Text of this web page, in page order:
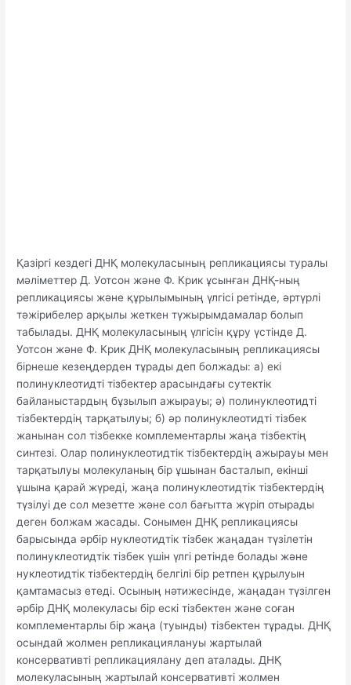
Қазіргі кездегі ДНҚ молекуласының репликациясы туралы
мәліметтер Д. Уотсон және Ф. Крик ұсынған ДНҚ-ның
репликациясы және құрылымының үлгісі ретінде, әртүрлі
тәжірибелер арқылы жеткен түжырымдамалар болып
табылады. ДНҚ молекуласының үлгісін құру үстінде Д.
Уотсон және Ф. Крик ДНҚ молекуласының репликациясы
бірнеше кезеңдерден тұрады деп болжады: а) екі
полинуклеотидті тізбектер арасындағы сутектік
байланыстардың бұзылып ажырауы; ә) полинуклеотидті
тізбектердің тарқатылуы; б) әр полинуклеотидті тізбек
жанынан сол тізбекке комплементарлы жаңа тізбектің
синтезі. Олар полинуклеотидтік тізбектердің ажырауы мен
тарқатылуы молекуланың бір ұшынан басталып, екінші
ұшына қарай жүреді, жаңа полинуклеотидтік тізбектердің
түзілуі де сол мезетте және сол бағытта жүріп отырады
деген болжам жасады. Сонымен ДНҚ репликациясы
барысында әрбір нуклеотидтік тізбек жаңадан түзілетін
полинуклеотидтік тізбек үшін үлгі ретінде болады және
нуклеотидтік тізбектердің белгілі бір ретпен құрылуын
қамтамасыз етеді. Осының нәтижесінде, жаңадан түзілген
әрбір ДНҚ молекуласы бір ескі тізбектен және соған
комплементарлы бір жаңа (туынды) тізбектен тұрады. ДНҚ
осындай жолмен репликациялануы жартылай
консервативті репликациялану деп аталады. ДНҚ
молекуласының жартылай консервативті жолмен